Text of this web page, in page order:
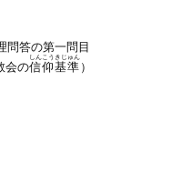
問答の第一問目
会の信仰
しんこう
基準
きじゅん
）